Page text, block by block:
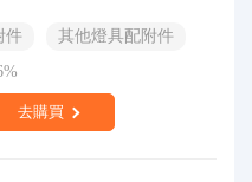
件
其他燈具配附件
去購買